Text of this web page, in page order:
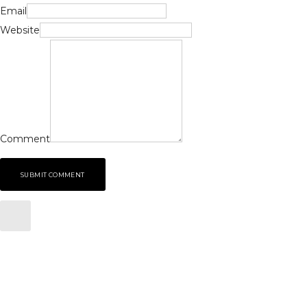
Email
Website
Comment
SUBMIT COMMENT